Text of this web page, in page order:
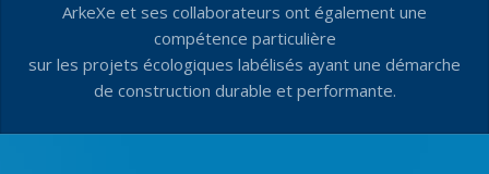
ArkeXe et ses collaborateurs ont également une
compétence particulière
sur les projets écologiques labélisés ayant une démarche
de construction durable et performante.